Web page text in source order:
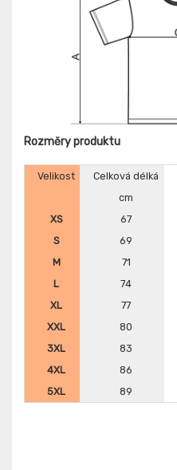
Rozměry produktu
Velikost Celková délká
cm
XS
67
S
69
M
71
L
74
XL
77
XXL
80
3XL
83
4XL
86
5XL
89